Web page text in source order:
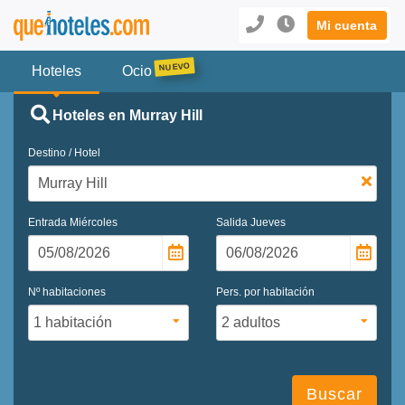
Mi cuenta
Hoteles Ocio
Hoteles en Murray Hill
Destino / Hotel
Entrada Miércoles Salida Jueves
Nº habitaciones Pers. por habitación
Buscar